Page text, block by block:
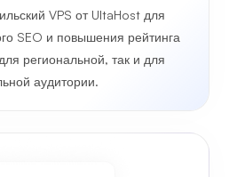
VPS от UltaHost для
SEO и повышения рейтинга
региональной, так и для
аудитории.